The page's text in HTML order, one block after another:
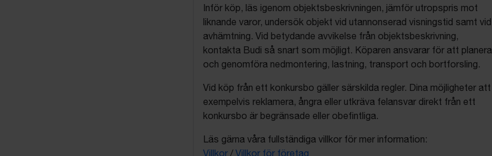
Inför köp, läs igenom objektsbeskrivningen, jämför utropspris mot
liknande varor, undersök objekt vid utannonserad visningstid samt vid
avhämtning. Vid betydande avvikelse från objektsbeskrivning,
kontakta Budi så snart som möjligt. Köparen ansvarar för att planera
och genomföra nedmontering, lastning, transport och bortforsling.
Vid köp från ett konkursbo gäller särskilda regler. Dina möjligheter att
exempelvis reklamera, ångra eller utkräva felansvar direkt från ett
konkursbo är begränsade eller obefintliga.
Läs gärna våra fullständiga villkor för mer information:
Villkor / Villkor för företag